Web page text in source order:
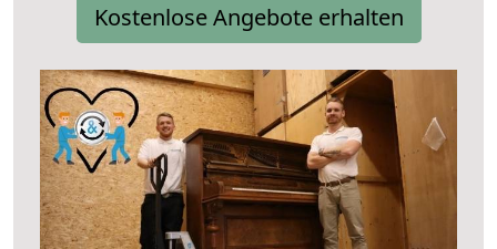
Kostenlose Angebote erhalten